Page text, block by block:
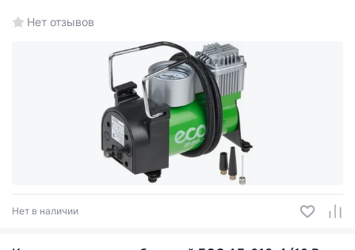
Нет отзывов
Нет в наличии